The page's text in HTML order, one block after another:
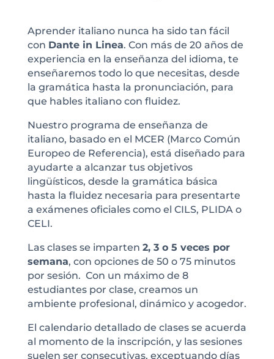
Aprender italiano nunca ha sido tan fácil
con Dante in Linea. Con más de 20 años de
experiencia en la enseñanza del idioma, te
enseñaremos todo lo que necesitas, desde
la gramática hasta la pronunciación, para
que hables italiano con fluidez.
Nuestro programa de enseñanza de
italiano, basado en el MCER (Marco Común
Europeo de Referencia), está diseñado para
ayudarte a alcanzar tus objetivos
lingüísticos, desde la gramática básica
hasta la fluidez necesaria para presentarte
a exámenes oficiales como el CILS, PLIDA o
CELI.
Las clases se imparten 2, 3 o 5 veces por
semana, con opciones de 50 o 75 minutos
por sesión. Con un máximo de 8
estudiantes por clase, creamos un
ambiente profesional, dinámico y acogedor.
El calendario detallado de clases se acuerda
al momento de la inscripción, y las sesiones
suelen ser consecutivas, exceptuando días